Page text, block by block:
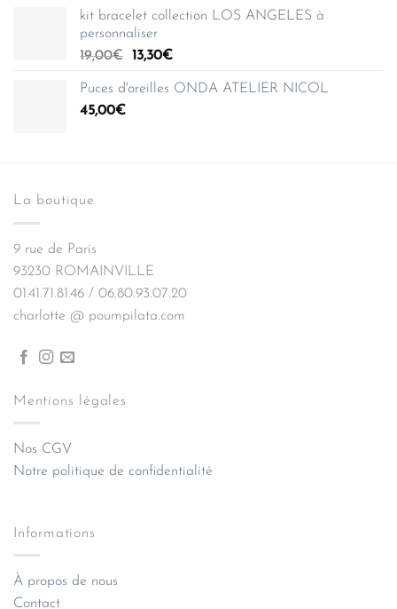
kit bracelet collection LOS ANGELES à
personnaliser
19,00€
Le
initial
13,30€Le
actuel
Puces d'oreilles ONDA ATELIER NICOL
45,00€
La boutique
9 rue de Paris
93230 ROMAINVILLE
01.41.71.81.46 / 06.80.93.07.20
charlotte @ poumpilata.com
Mentions légales
Nos CGV
Notre politique de confidentialité
Informations
À propos de nous
Contact